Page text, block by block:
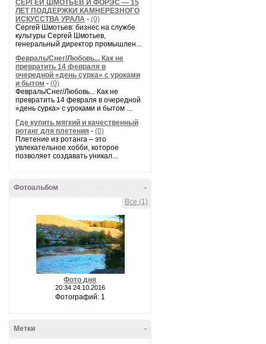
СЕРГЕЙ ШМОТЬЕВ И ФОРЭС — 15
ЛЕТ ПОДДЕРЖКИ КАМНЕРЕЗНОГО
ИСКУССТВА УРАЛА - (0)
Сергей Шмотьев: бизнес на службе
культуры Сергей Шмотьев,
генеральный директор промышлен...
Февраль/Снег/Любовь... Как не
превратить 14 февраля в
очередной «день сурка» с уроками
и бытом - (0)
Февраль/Снег/Любовь... Как не
превратить 14 февраля в очередной
«день сурка» с уроками и бытом ...
Где купить мягкий и качественный
ротанг для плетения - (0)
Плетение из ротанга – это
увлекательное хобби, которое
позволяет создавать уникал...
-
Фотоальбом
Все (1)
Фото дня
20:34 24.10.2016
Фотографий: 1
-
Метки